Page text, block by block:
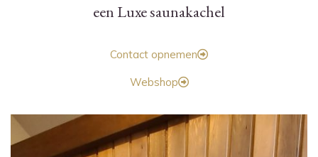
een Luxe saunakachel
Contact opnemen
Webshop